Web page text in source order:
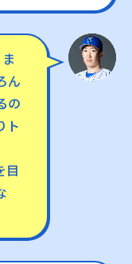
ん
の
ト
目